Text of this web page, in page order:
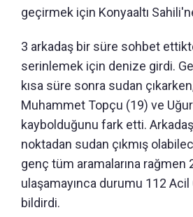
geçirmek için Konyaaltı
3 arkadaş bir süre sohbet
serinlemek için denize girdi.
kısa süre sonra sudan
Muhammet Topçu (19) ve
kaybolduğunu fark etti.
noktadan sudan çıkmış
genç tüm aramalarına rağmen
ulaşamayınca durumu 112 Acil
bildirdi.